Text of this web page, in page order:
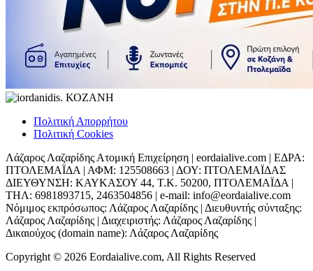
Πολιτική Απορρήτου
Πολιτική Cookies
Λάζαρος Λαζαρίδης Ατομική Επιχείρηση | eordaialive.com | ΕΔΡΑ:
ΠΤΟΛΕΜΑΪΔΑ | ΑΦΜ: 125508663 | ΔΟΥ: ΠΤΟΛΕΜΑΪΔΑΣ
ΔΙΕΥΘΥΝΣΗ: ΚΑΥΚΑΣΟΥ 44, Τ.Κ. 50200, ΠΤΟΛΕΜΑΪΔΑ |
ΤΗΛ: 6981893715, 2463504856 | e-mail: info@eordaialive.com
Νόμιμος εκπρόσωπος: Λάζαρος Λαζαρίδης | Διευθυντής σύνταξης:
Λάζαρος Λαζαρίδης | Διαχειριστής: Λάζαρος Λαζαρίδης |
Δικαιούχος (domain name): Λάζαρος Λαζαρίδης
Copyright © 2026 Eordaialive.com, All Rights Reserved